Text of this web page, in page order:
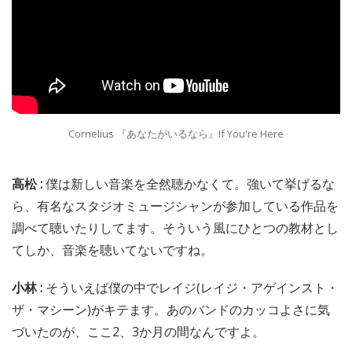
Cornelius 『あなたがいるなら』If You're Here
高松 :僕は新しい音楽を全然聴かなくて。強いて挙げるな
ら、有名なスタジオミュージシャンが参加している作品を
調べて聴いたりしてます。そういう風にひとつの教材とし
てしか、音楽を聴いてないですね。
小林 : そういえば僕の中でレイジ(レイジ・アゲインスト・
ザ・マシーン)がキテます。あのバンドのカッコよさに気
づいたのが、ここ2、3か月の間なんですよ。